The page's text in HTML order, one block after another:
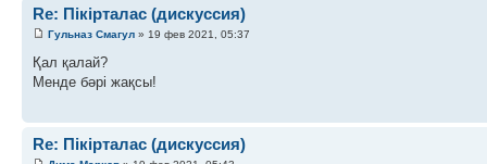
Re: Пікірталас (дискуссия)
Гульназ Смагул » 19 фев 2021, 05:37
Қал қалай?
Менде бәрі жақсы!
Re: Пікірталас (дискуссия)